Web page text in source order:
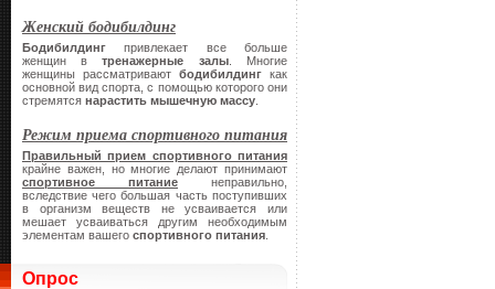
Женский бодибилдинг
Бодибилдинг привлекает все больше
женщин втренажерные залы. Многие
женщины рассматривают бодибилдинг как
основной вид спорта, с помощью которого они
стремятся нарастить мышечную массу
Режим приема спортивного питания
Правильный прием спортивного питания
крайне важен, но многие делают принимают
спортивное питание неправильно,
вследствие чего большая часть поступивших
в организм веществ не усваивается или
мешает усваиваться другим необходимым
элементам вашего спортивного питания
Опрос